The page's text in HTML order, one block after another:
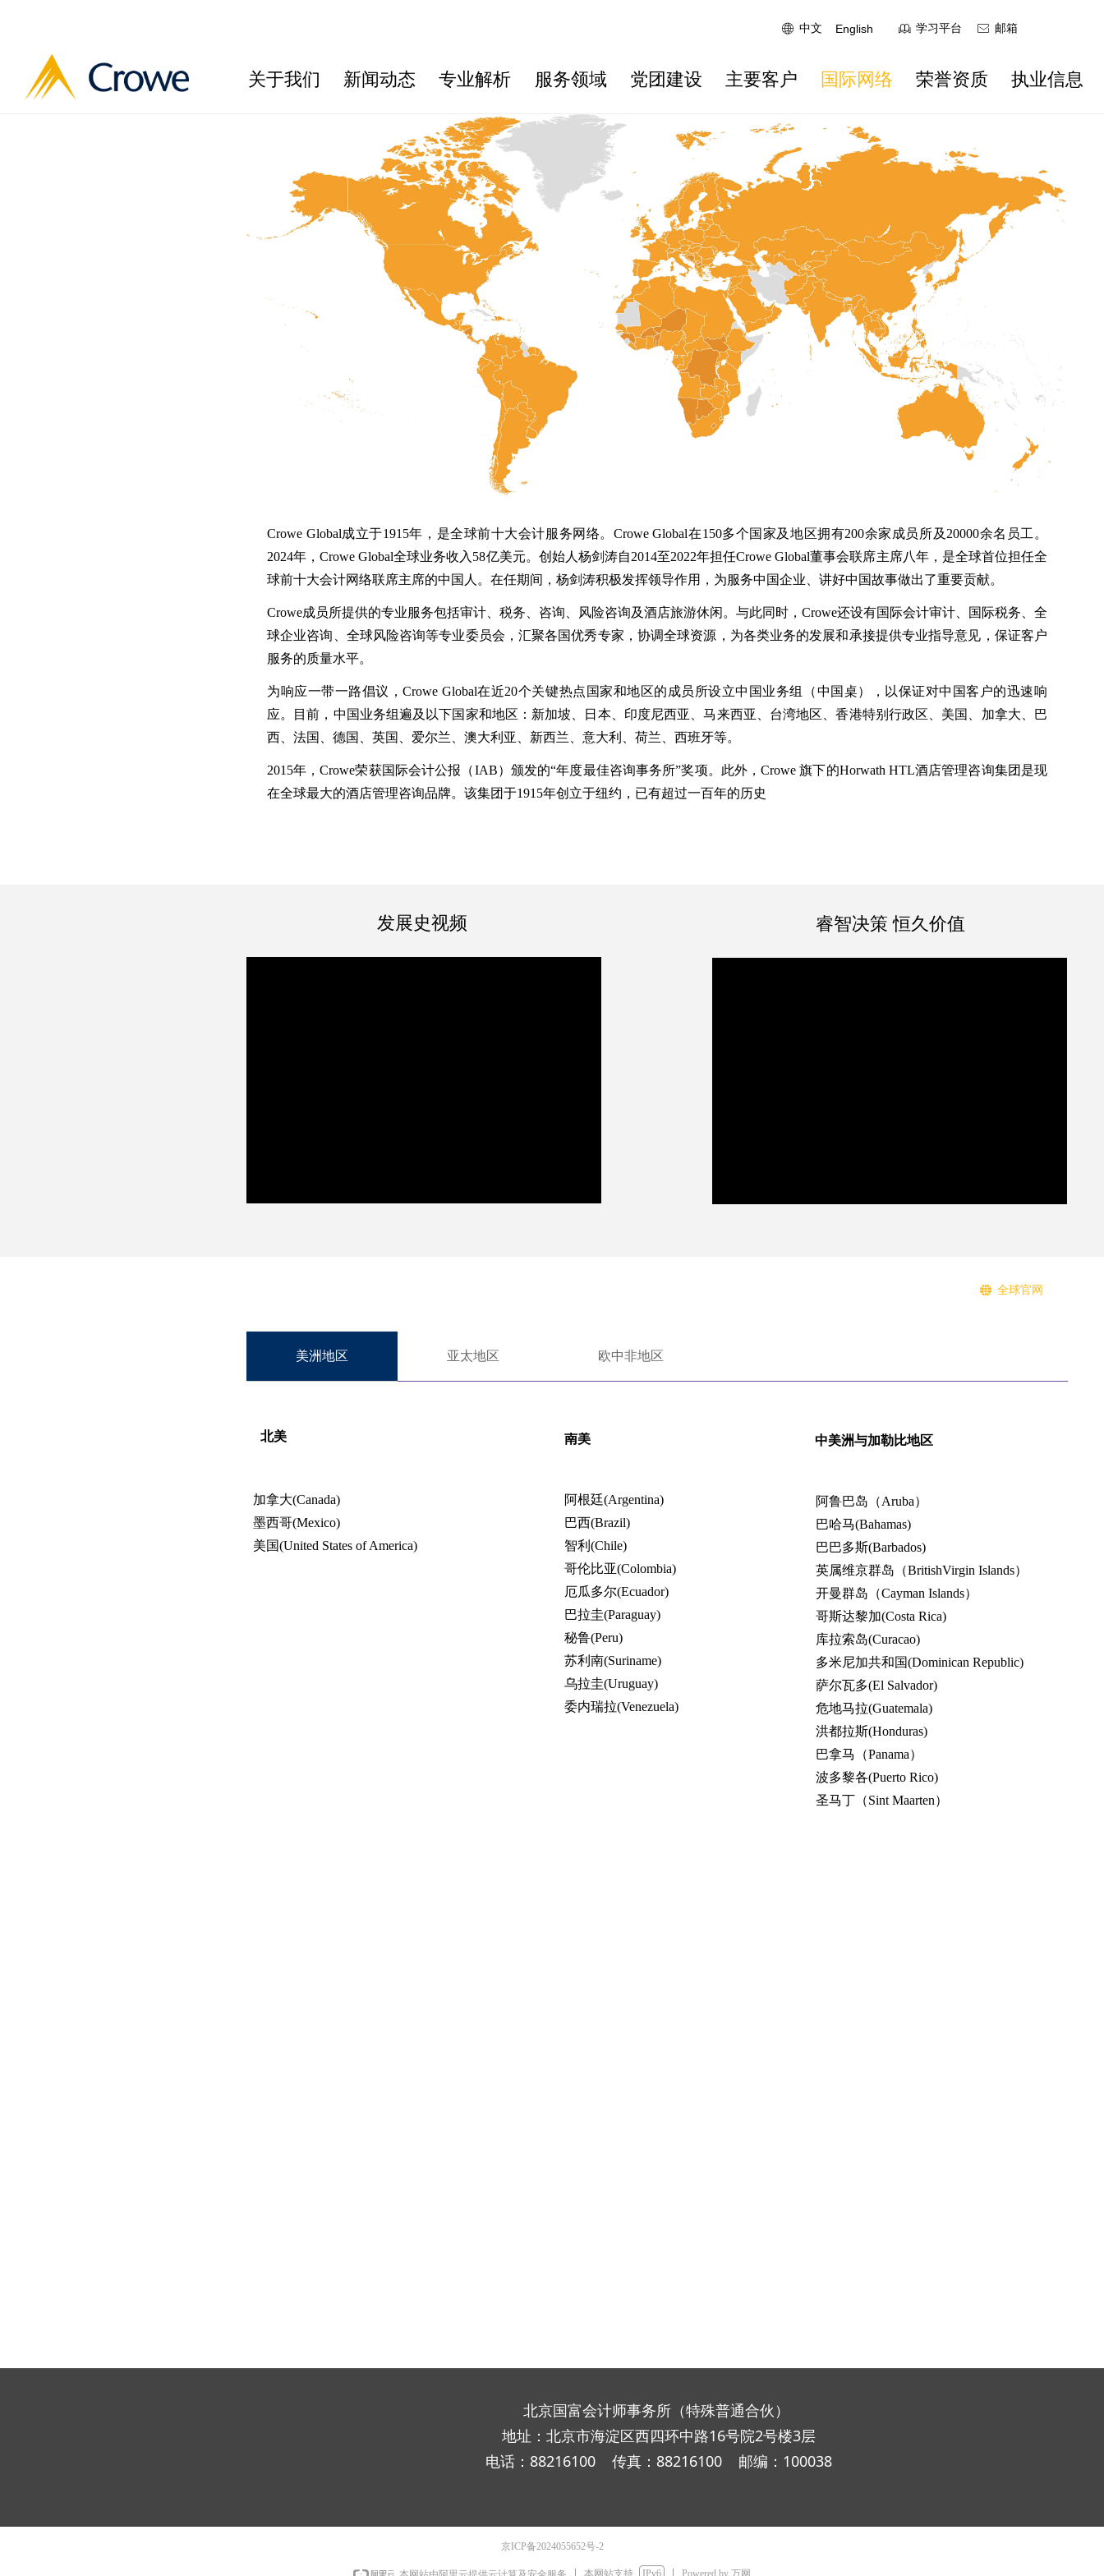
关于我们 新闻动态 专业解析 服务领域 党团建设 主要客户 国际网络 荣誉资质 执业信息
ꄓ 中文 ꂘ 邮箱
ꁡ 学习平台
English
美洲地区 亚太地区 欧中非地区
北美 中美洲与加勒比地区
加拿大(Canada)
墨西哥(Mexico)
美国(United States of America)
阿根廷(Argentina)
巴西(Brazil)
智利(Chile)
哥伦比亚(Colombia)
厄瓜多尔(Ecuador)
巴拉圭(Paraguay)
秘鲁(Peru)
苏利南(Suriname)
乌拉圭(Uruguay)
委内瑞拉(Venezuela)
阿鲁巴岛（Aruba）
巴哈马(Bahamas)
巴巴多斯(Barbados)
英属维京群岛（BritishVirgin Islands）
开曼群岛（Cayman Islands）
哥斯达黎加(Costa Rica)
库拉索岛(Curacao)
多米尼加共和国(Dominican Republic)
萨尔瓦多(El Salvador)
危地马拉(Guatemala)
洪都拉斯(Honduras)
巴拿马（Panama）
波多黎各(Puerto Rico)
圣马丁（Sint Maarten）
南美
发展史视频 睿智决策 恒久价值
Crowe Global成立于1915年，是全球前十大会计服务网络。Crowe Global在150多个国家及地区拥有200余家成员所及20000余名员工。
2024年，Crowe Global全球业务收入58亿美元。创始人杨剑涛自2014至2022年担任Crowe Global董事会联席主席八年，是全球首位担任全
球前十大会计网络联席主席的中国人。在任期间，杨剑涛积极发挥领导作用，为服务中国企业、讲好中国故事做出了重要贡献。
Crowe成员所提供的专业服务包括审计、税务、咨询、风险咨询及酒店旅游休闲。与此同时，Crowe还设有国际会计审计、国际税务、全
球企业咨询、全球风险咨询等专业委员会，汇聚各国优秀专家，协调全球资源，为各类业务的发展和承接提供专业指导意见，保证客户
服务的质量水平。
为响应一带一路倡议，Crowe Global在近20个关键热点国家和地区的成员所设立中国业务组（中国桌），以保证对中国客户的迅速响
应。目前，中国业务组遍及以下国家和地区：新加坡、日本、印度尼西亚、马来西亚、台湾地区、香港特别行政区、美国、加拿大、巴
西、法国、德国、英国、爱尔兰、澳大利亚、新西兰、意大利、荷兰、西班牙等。
2015年，Crowe荣获国际会计公报（IAB）颁发的“年度最佳咨询事务所”奖项。此外，Crowe 旗下的Horwath HTL酒店管理咨询集团是现
在全球最大的酒店管理咨询品牌。该集团于1915年创立于纽约，已有超过一百年的历史
뀁 全球官网
北京国富会计师事务所（特殊普通合伙）
地址：北京市海淀区西四环中路16号院2号楼3层
电话：88216100 传真：88216100 邮编： 100038
京ICP备2024055652号-2
本网站支持 IPv6 Powered by 万网